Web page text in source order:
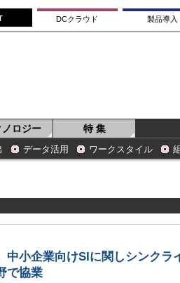
DCクラウド 製品導入
ノロジー 特 集
データ活用 ワークスタイル
中小企業向けSIに関しシンクラ
で協業